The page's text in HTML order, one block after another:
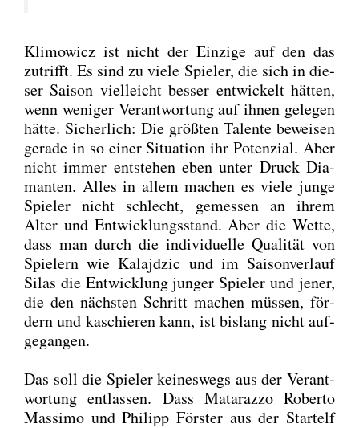
Kli­mo­wicz ist nicht der Ein­zi­ge auf den das
zutrifft. Es sind zu vie­le Spie­ler, die sich in die­
ser Sai­son viel­leicht bes­ser ent­wi­ckelt hät­ten,
wenn weni­ger Ver­ant­wor­tung auf ihnen gele­gen
hät­te. Sicher­lich: Die größ­ten Talen­te bewei­sen
gera­de in so einer Situa­ti­on ihr Poten­zi­al. Aber
nicht immer ent­ste­hen eben unter Druck Dia­
man­ten. Alles in allem machen es vie­le jun­ge
Spie­ler nicht schlecht, gemes­sen an ihrem
Alter und Ent­wick­lungs­stand. Aber die Wet­te,
dass man durch die indi­vi­du­el­le Qua­li­tät von
Spie­lern wie Kalajd­zic und im Sai­son­ver­lauf
Silas die Ent­wick­lung jun­ger Spie­ler und jener,
die den nächs­ten Schritt machen müs­sen, för­
dern und kaschie­ren kann, ist bis­lang nicht auf­
ge­gan­gen.
Das soll die Spie­ler kei­nes­wegs aus der Ver­ant­
wor­tung ent­las­sen. Dass Mat­a­raz­zo Rober­to
Mas­si­mo und Phil­ipp Förs­ter aus der Start­elf